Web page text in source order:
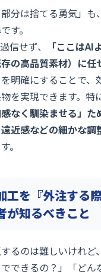
部分は捨てる勇気」
す。
信せず、
「ここはAI
存の高品質素材）に任
を明確にすることで、
を実現できます。特
感なく馴染ませる」た
近感などの細かな調
。
工を『外注する
が知るべきこと
するのは難しいけれど
できるの？」「どん